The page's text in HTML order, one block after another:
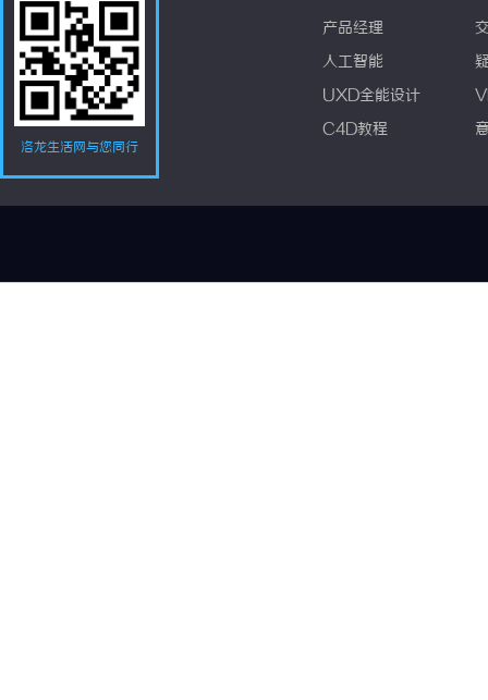
洛龙生活网与您同行
产品经理
人工智能
UXD全能设计
C4D教程